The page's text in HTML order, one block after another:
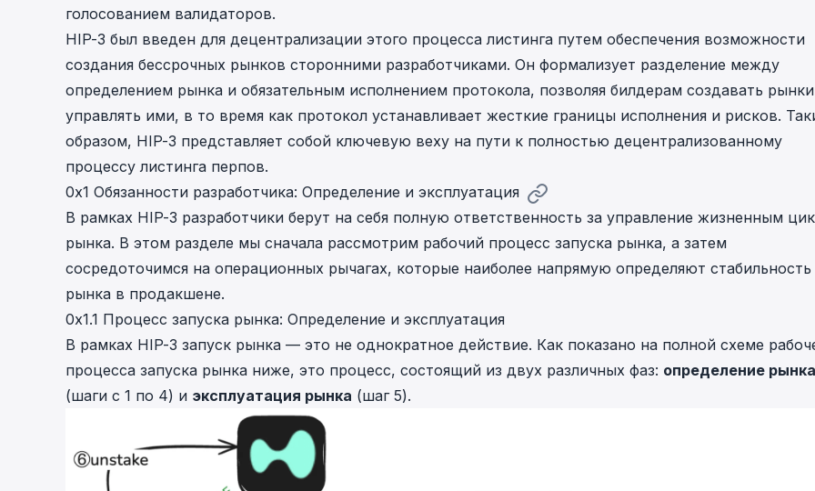
голосованием валидаторов.
HIP-3 был введен для децентрализации этого процесса листинга путем обеспечения возможности
создания бессрочных рынков сторонними разработчиками. Он формализует разделение между
определением рынка и обязательным исполнением протокола, позволяя билдерам создавать
управлять ими, в то время как протокол устанавливает жесткие границы исполнения и рисков.
образом, HIP-3 представляет собой ключевую веху на пути к полностью децентрализованному
процессу листинга перпов.
0x1 Обязанности разработчика: Определение и эксплуатация
В рамках HIP-3 разработчики берут на себя полную ответственность за управление жизненным
рынка. В этом разделе мы сначала рассмотрим рабочий процесс запуска рынка, а затем
сосредоточимся на операционных рычагах, которые наиболее напрямую определяют стабильность
рынка в продакшене.
0x1.1 Процесс запуска рынка: Определение и эксплуатация
В рамках HIP-3 запуск рынка — это не однократное действие. Как показано на полной схеме
процесса запуска рынка ниже, это процесс, состоящий из двух различных фаз: определение рынка
(шаги с 1 по 4) и эксплуатация рынка (шаг 5).